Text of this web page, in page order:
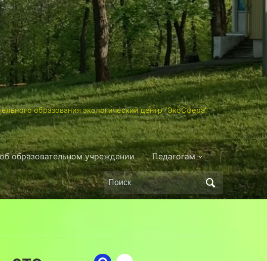
образования экологический центр "ЭкоСфера"
образовательном учреждении Педагогам
Поиск
по: